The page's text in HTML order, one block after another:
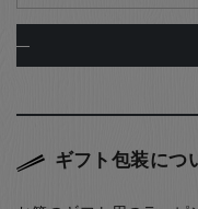
ギフト包装につ